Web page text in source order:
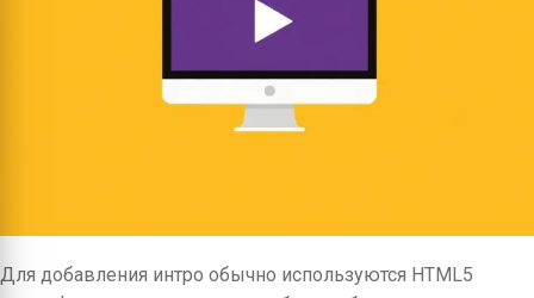
Для добавления интро обычно используются HTML5